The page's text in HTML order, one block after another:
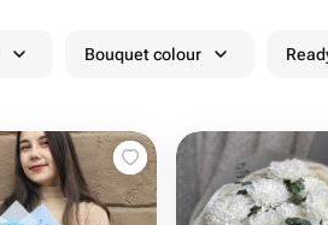
Bouquet colour